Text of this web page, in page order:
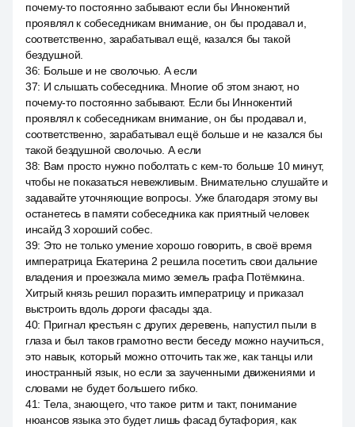
почему-то постоянно забывают если бы Иннокентий
проявлял к собеседникам внимание, он бы продавал и,
соответственно, зарабатывал ещё, казался бы такой
бездушной.
36: Больше и не сволочью. А если
37: И слышать собеседника. Многие об этом знают, но
почему-то постоянно забывают. Если бы Иннокентий
проявлял к собеседникам внимание, он бы продавал и,
соответственно, зарабатывал ещё больше и не казался бы
такой бездушной сволочью. А если
38: Вам просто нужно поболтать с кем-то больше 10 минут,
чтобы не показаться невежливым. Внимательно слушайте и
задавайте уточняющие вопросы. Уже благодаря этому вы
останетесь в памяти собеседника как приятный человек
инсайд 3 хороший собес.
39: Это не только умение хорошо говорить, в своё время
императрица Екатерина 2 решила посетить свои дальние
владения и проезжала мимо земель графа Потёмкина.
Хитрый князь решил поразить императрицу и приказал
выстроить вдоль дороги фасады зда.
40: Пригнал крестьян с других деревень, напустил пыли в
глаза и был таков грамотно вести беседу можно научиться,
это навык, который можно отточить так же, как танцы или
иностранный язык, но если за заученными движениями и
словами не будет большего гибко.
41: Тела, знающего, что такое ритм и такт, понимание
нюансов языка это будет лишь фасад бутафория, как